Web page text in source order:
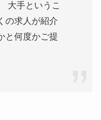
大手というこ
の求人が紹介
と何度かご提